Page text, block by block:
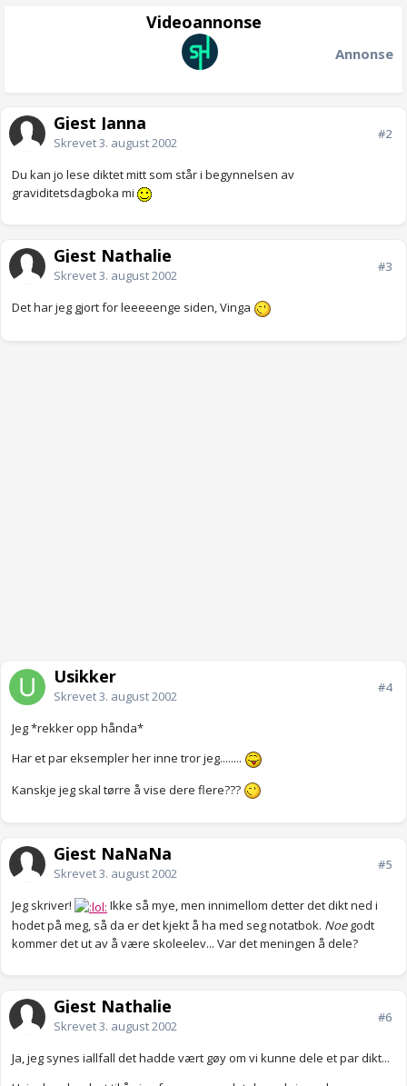
Videoannonse
Annonse
Gjest Janna
Skrevet3. august 2002
#2
Du kan jo lese diktet mitt som står i begynnelsen av
graviditetsdagboka mi
Gjest Nathalie
Skrevet3. august 2002
#3
Det har jeg gjort for leeeeenge siden, Vinga
Usikker
Skrevet3. august 2002
#4
Jeg *rekker opp hånda*
Har et par eksempler her inne tror jeg........
Kanskje jeg skal tørre å vise dere flere???
Gjest NaNaNa
Skrevet3. august 2002
#5
Jeg skriver!
Ikke så mye, men innimellom detter det dikt ned i
hodet på meg, så da er det kjekt å ha med seg notatbok. Noegodt
kommer det ut av å være skoleelev... Var det meningen å dele?
Gjest Nathalie
Skrevet3. august 2002
#6
Ja, jeg synes iallfall det hadde vært gøy om vi kunne dele et par dikt...